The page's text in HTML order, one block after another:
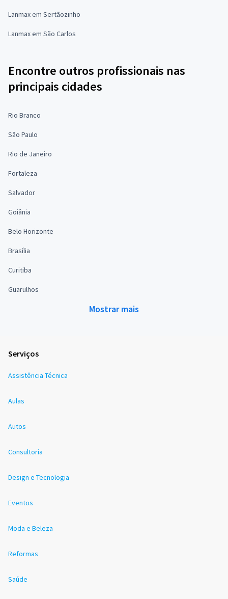
Lanmax em Sertãozinho
Lanmax em São Carlos
Encontre outros profissionais nas
principais cidades
Rio Branco
São Paulo
Rio de Janeiro
Fortaleza
Salvador
Goiânia
Belo Horizonte
Brasília
Curitiba
Guarulhos
Mostrar mais
Serviços
Assistência Técnica
Aulas
Autos
Consultoria
Design e Tecnologia
Eventos
Moda e Beleza
Reformas
Saúde